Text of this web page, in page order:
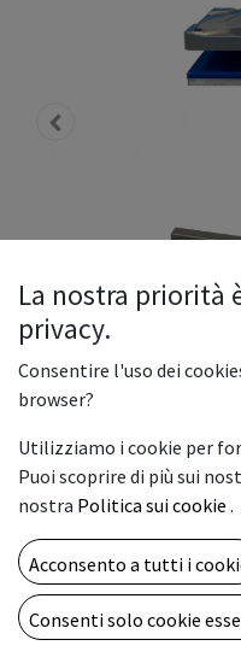
Termopressa
MGI SI 40X50
intercambiabili
“MGI SI 40x50” è una
innovativo. Questa
Caratteristiche che la
carrello con ruote
La nostra priorità
privacy.
Consentire l'uso dei
browser?
Utilizziamo i cookie per
Puoi scoprire di più sui
nostra Politica sui cookie .
Acconsento a tutti i
Consenti solo cookie